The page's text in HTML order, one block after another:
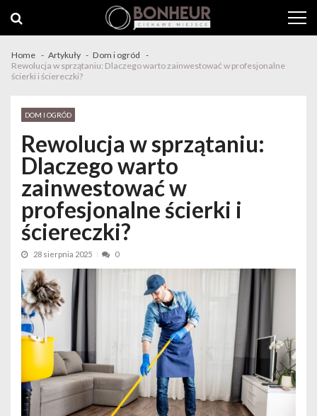
Home Artykuły
Dom i ogród
Rewolucja w sprzątaniu: Dlaczego warto zainwestować w profesjonalne
ścierki i ściereczki?
DOM I OGRÓD
Rewolucja w sprzątaniu:
Dlaczego warto
zainwestować w
profesjonalne ścierki i
ściereczki?
28 sierpnia 2025 0